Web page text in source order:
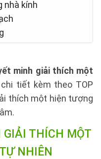
nhà kính
minh giải thích một
tiết kèm theo TOP
thích một hiện tượng
GIẢI THÍCH MỘT
NHIÊN